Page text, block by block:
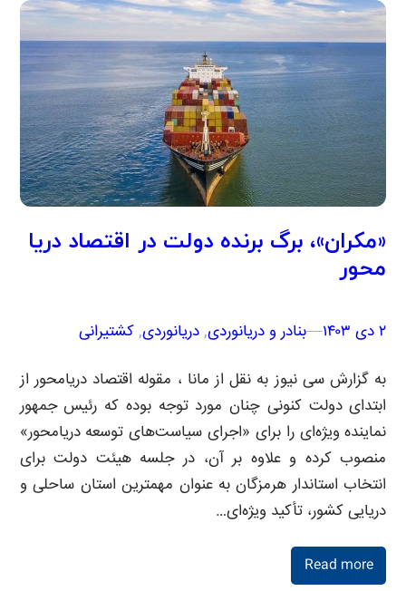
«مکران»، برگ برنده دولت در اقتصاد دریا
محور
۲ دی ۱۴۰۳ –
–بنادر و دریانوردی, دریانوردی, کشتیرانی
به گزارش سی نیوز به نقل از مانا ، مقوله اقتصاد دریامحور از
ابتدای دولت کنونی چنان مورد توجه بوده که رئیس جمهور
نماینده ویژه‌ای را برای «اجرای سیاست‌های توسعه دریامحور»
منصوب کرده و علاوه بر آن، در جلسه هیئت دولت برای
انتخاب استاندار هرمزگان به عنوان مهمترین استان ساحلی و
دریایی کشور، تأکید ویژه‌ای…
Read more